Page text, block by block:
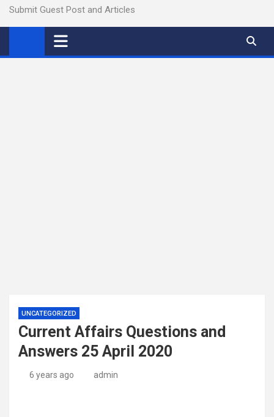
Submit Guest Post and Articles
UNCATEGORIZED
Current Affairs Questions and
Answers 25 April 2020
6 years ago admin